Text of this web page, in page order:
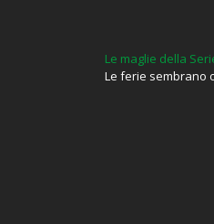
Le maglie della
Le ferie sembrano